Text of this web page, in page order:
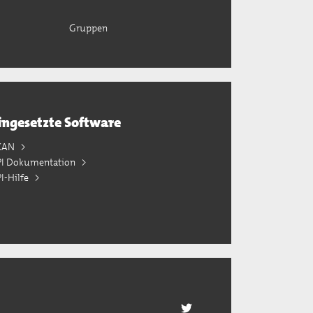
Gruppen
Software
Dokumentation
Hilfe